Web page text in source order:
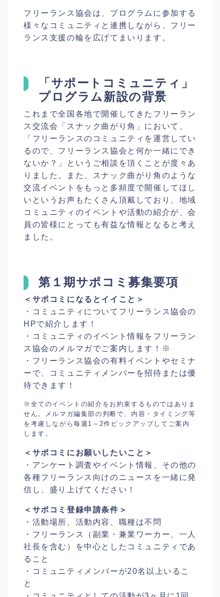
フリーランス協会は、プログラムに参加する
様々なコミュニティと連携しながら、フリー
ランス支援の輪を広げてまいります。
「サポートコミュニティ」
プログラム新設の背景
これまで全国各地で開催してきたフリーラン
ス交流会「スナック曲がり角」において、
「フリーランスのコミュニティを運営してい
るので、フリーランス協会と何か一緒にでき
ないか？」というご相談を頂くことが度々あ
りました。また、スナック曲がり角のような
交流イベントをもっと多頻度で開催してほし
いというお声もたくさん頂戴しており、地域
コミュニティのイベントや活動の紹介が、会
員の皆様にとっても有益な情報となると考え
ました。
第１期サポコミ募集要項
＜サポコミになるとイイこと＞
・コミュニティについてフリーランス協会の
HPで紹介します！
・コミュニティのイベント情報をフリーラン
ス協会のメルマガでご案内します！※
・フリーランス協会の有料イベントやセミナ
ーで、コミュニティメンバーを招待または優
待できます！
※全てのイベントの紹介をお約束するものではありま
せん。メルマガ編集部の判断で、内容・タイミング等
を考慮しながら毎週1～2件ピックアップしてご案内
します。
＜サポコミにお願いしたいこと＞
・アンケート調査やイベント情報、その他の
各種フリーランス向けのニュースを一緒に発
信し、盛り上げてください！
＜サポコミ登録申請条件＞
・活動場所、活動内容、職種は不問
・フリーランス（副業・兼業ワーカー、⼀⼈
社⻑を含む）を中心としたコミュニティであ
ること
・コミュニティメンバーが20名以上いるこ
と